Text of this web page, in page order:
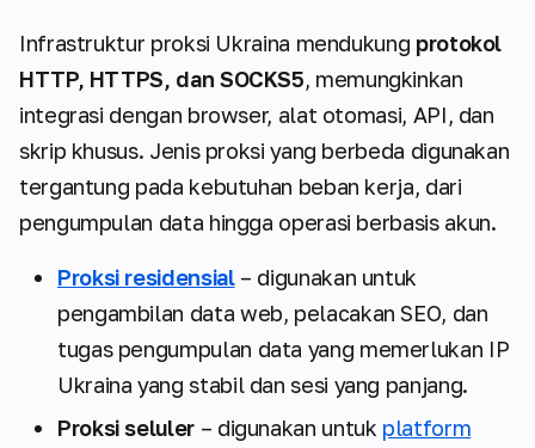
Infrastruktur proksi Ukraina mendukung protokol
HTTP, HTTPS, dan SOCKS5, memungkinkan
integrasi dengan browser, alat otomasi, API, dan
skrip khusus. Jenis proksi yang berbeda digunakan
tergantung pada kebutuhan beban kerja, dari
pengumpulan data hingga operasi berbasis akun.
Proksi residensial– digunakan untuk
pengambilan data web, pelacakan SEO, dan
tugas pengumpulan data yang memerlukan IP
Ukraina yang stabil dan sesi yang panjang.
Proksi seluler– digunakan untuk platform